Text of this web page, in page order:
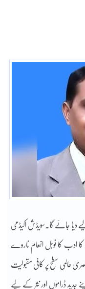
دیا جائے گا۔سویڈش اکیڈمی
ماہ اس عالمی اعزاز کا اعلان کیا کہ 2023ء کا ادب کا نوبل انعام ناروے
عالمی سطح پر کافی مقبولیت
ڈراموں اور نثر کے لیے